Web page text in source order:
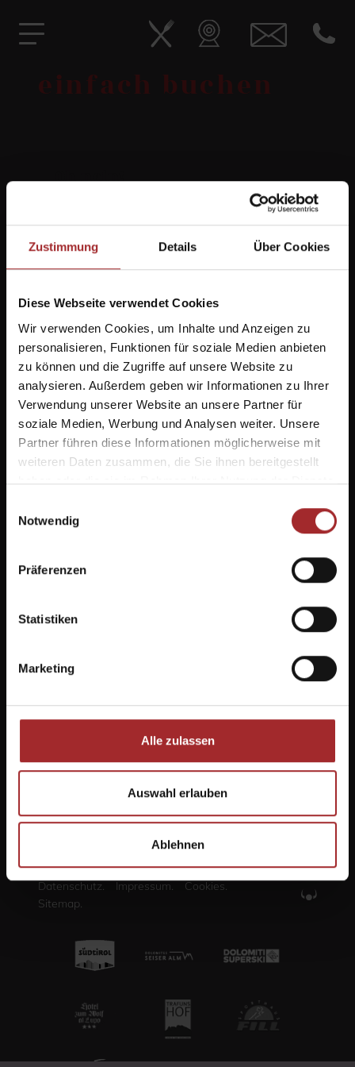
Zustimmung Details Über Cookies
Diese Webseite verwendet Cookies
Wir verwenden Cookies, um Inhalte und Anzeigen zu
personalisieren, Funktionen für soziale Medien anbieten
zu können und die Zugriffe auf unsere Website zu
analysieren. Außerdem geben wir Informationen zu Ihrer
Verwendung unserer Website an unsere Partner für
soziale Medien, Werbung und Analysen weiter. Unsere
Partner führen diese Informationen möglicherweise mit
weiteren Daten zusammen, die Sie ihnen bereitgestellt
haben oder die sie im Rahmen Ihrer Nutzung der Dienste
Notwendig
Präferenzen
Statistiken
Marketing
Alle zulassen
Auswahl erlauben
Ablehnen
einfach buchen
Oh nein!
Beim Laden des Buchungs-Widgets ist ein
unerwarteter Fehler aufgetreten.
Bitte versuchen Sie es später erneut.
+39 0471 727 912
info@molignon.it
Webcam
English / Italiano
Datenschutz. Impressum.
Cookies.
Sitemap.